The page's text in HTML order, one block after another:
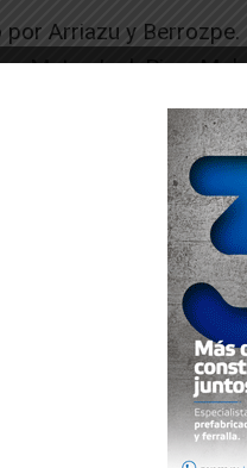
por Arriazu y Berrozpe.
Mata, Joel, Pino,
Bermejo,
en Las Tejerías
parte el juego fue
se adelanto el
Valtierrano por
los de Pamplona
con empate se llegó
con igualdad pero
después se quedó